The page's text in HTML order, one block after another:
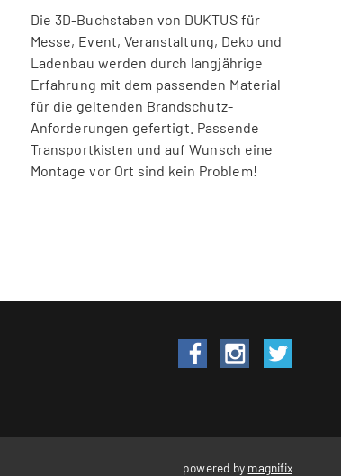
Die 3D-Buchstaben von DUKTUS für
Messe, Event, Veranstaltung, Deko und
Ladenbau werden durch langjährige
Erfahrung mit dem passenden Material
für die geltenden Brandschutz-
Anforderungen gefertigt. Passende
Transportkisten und auf Wunsch eine
Montage vor Ort sind kein Problem!
powered by magnifix